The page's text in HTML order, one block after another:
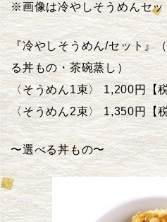
※画像は冷やしそうめんセッ
『冷やしそうめん/セット』
る丼もの・茶碗蒸し）
〈そうめん1束〉 1,200円【
〈そうめん2束〉 1,350円【
〜選べる丼もの〜